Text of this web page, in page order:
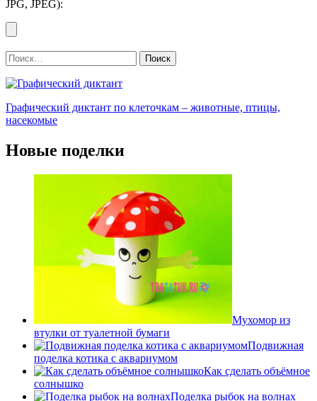
JPG, JPEG):
Найти:
Графический диктант по клеточкам – животные, птицы,
насекомые
Новые поделки
Мухомор из
втулки от туалетной бумаги
Подвижная
поделка котика с аквариумом
Как сделать объёмное
солнышко
Поделка рыбок на волнах